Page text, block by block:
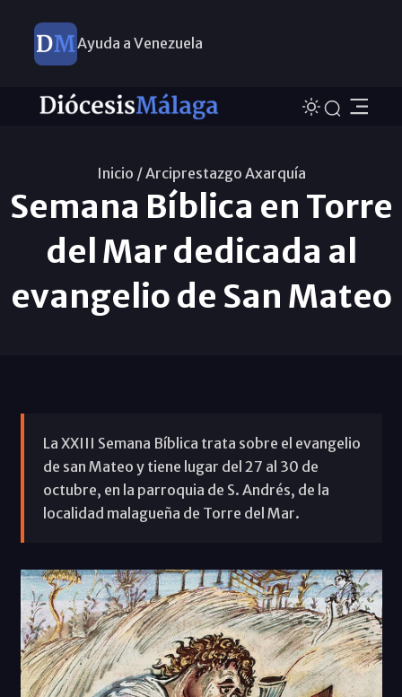
Ayuda a Venezuela
Inicio /Arciprestazgo Axarquía
Semana Bíblica en Torre
del Mar dedicada al
evangelio de San Mateo
La XXIII Semana Bíblica trata sobre el evangelio
de san Mateo y tiene lugar del 27 al 30 de
octubre, en la parroquia de S. Andrés, de la
localidad malagueña de Torre del Mar.